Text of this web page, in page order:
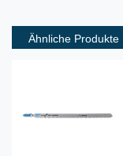
Ähnliche Produkte